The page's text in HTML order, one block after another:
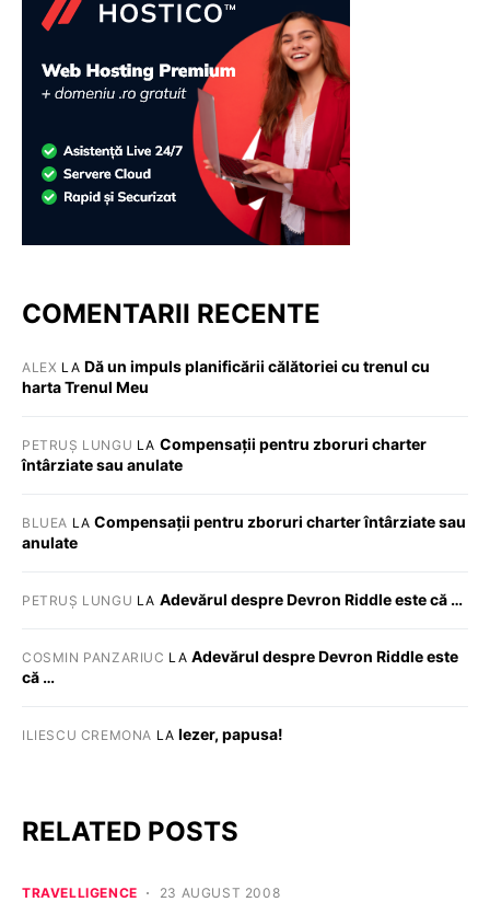
COMENTARII RECENTE
ALEX LA Dă un impuls planificării călătoriei cu trenul cu
harta Trenul Meu
PETRUȘ LUNGU LA Compensații pentru zboruri charter
întârziate sau anulate
BLUEA LACompensații pentru zboruri charter întârziate sau
anulate
PETRUȘ LUNGU LA Adevărul despre Devron Riddle este că …
COSMIN PANZARIUC LA Adevărul despre Devron Riddle este
că …
ILIESCU CREMONA LAIezer, papusa!
RELATED POSTS
TRAVELLIGENCE 23 AUGUST 2008